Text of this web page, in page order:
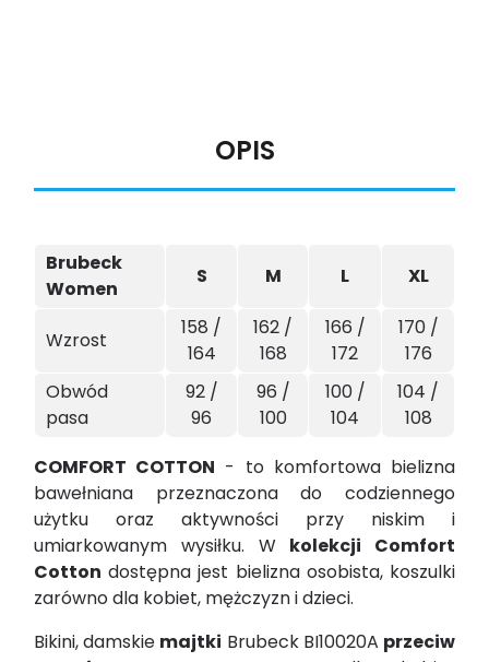
OPIS
Brubeck
Women
S M L XL
Wzrost
158 /
164
162 /
168
166 /
172
170 /
176
Obwód
pasa
92 /
96
96 /
100
100 /
104
104 /
108
COMFORT COTTON - to komfortowa bielizna
bawełniana przeznaczona do codziennego
użytku oraz aktywności przy niskim i
umiarkowanym wysiłku. W kolekcji Comfort
Cotton dostępna jest bielizna osobista, koszulki
zarówno dla kobiet, mężczyzn i dzieci.
Bikini, damskie majtki Brubeck BI10020A przeciw